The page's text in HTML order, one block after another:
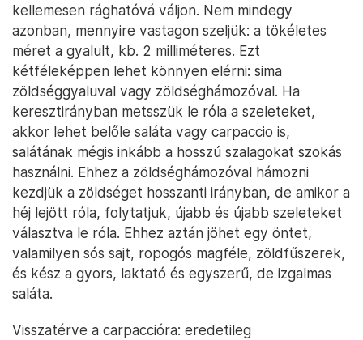
kellemesen rághatóvá váljon. Nem mindegy
azonban, mennyire vastagon szeljük: a tökéletes
méret a gyalult, kb. 2 milliméteres. Ezt
kétféleképpen lehet könnyen elérni: sima
zöldséggyaluval vagy zöldséghámozóval. Ha
keresztirányban metsszük le róla a szeleteket,
akkor lehet belőle saláta vagy carpaccio is,
salátának mégis inkább a hosszú szalagokat szokás
használni. Ehhez a zöldséghámozóval hámozni
kezdjük a zöldséget hosszanti irányban, de amikor a
héj lejött róla, folytatjuk, újabb és újabb szeleteket
választva le róla. Ehhez aztán jöhet egy öntet,
valamilyen sós sajt, ropogós magféle, zöldfűszerek,
és kész a gyors, laktató és egyszerű, de izgalmas
saláta.
Visszatérve a carpaccióra: eredetileg